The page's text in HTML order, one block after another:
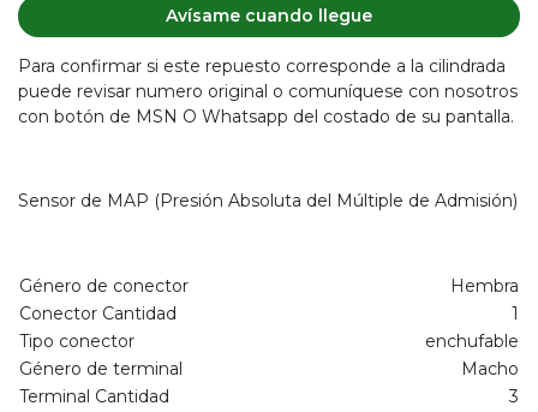
Avísame cuando llegue
Para confirmar si este repuesto corresponde a la cilindrada
puede revisar numero original o comuníquese con nosotros
con botón de MSN O Whatsapp del costado de su pantalla.
Sensor de MAP (Presión Absoluta del Múltiple de Admisión)
Género de conector
Hembra
Conector Cantidad
1
Tipo conector
enchufable
Género de terminal
Macho
Terminal Cantidad
3